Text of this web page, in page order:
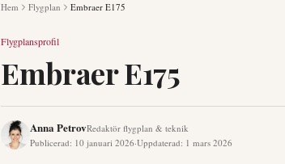
Hem Flygplan Embraer E175
Flygplansprofil
Embraer E175
Anna PetrovRedaktör flygplan & teknik
Publicerad: 10 januari 2026·Uppdaterad: 1 mars 2026